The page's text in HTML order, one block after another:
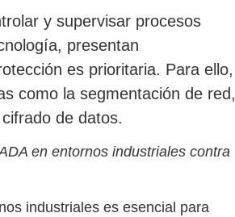
y supervisar procesos
presentan
es prioritaria. Para ello,
como la segmentación de red,
de datos.
en entornos industriales contra
industriales es esencial para